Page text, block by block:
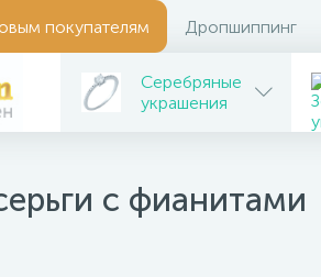
покупателям Дропшиппинг
Серебряные
украшения
с фианитами